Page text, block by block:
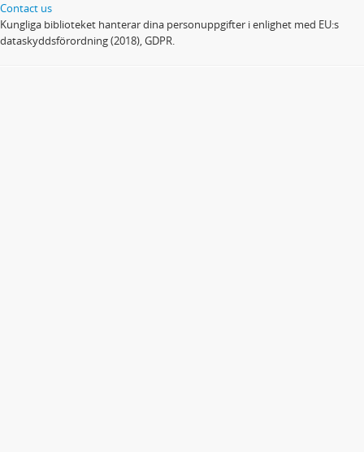
Contact us
Kungliga biblioteket hanterar dina personuppgifter i enlighet med EU:s
dataskyddsförordning (2018), GDPR.